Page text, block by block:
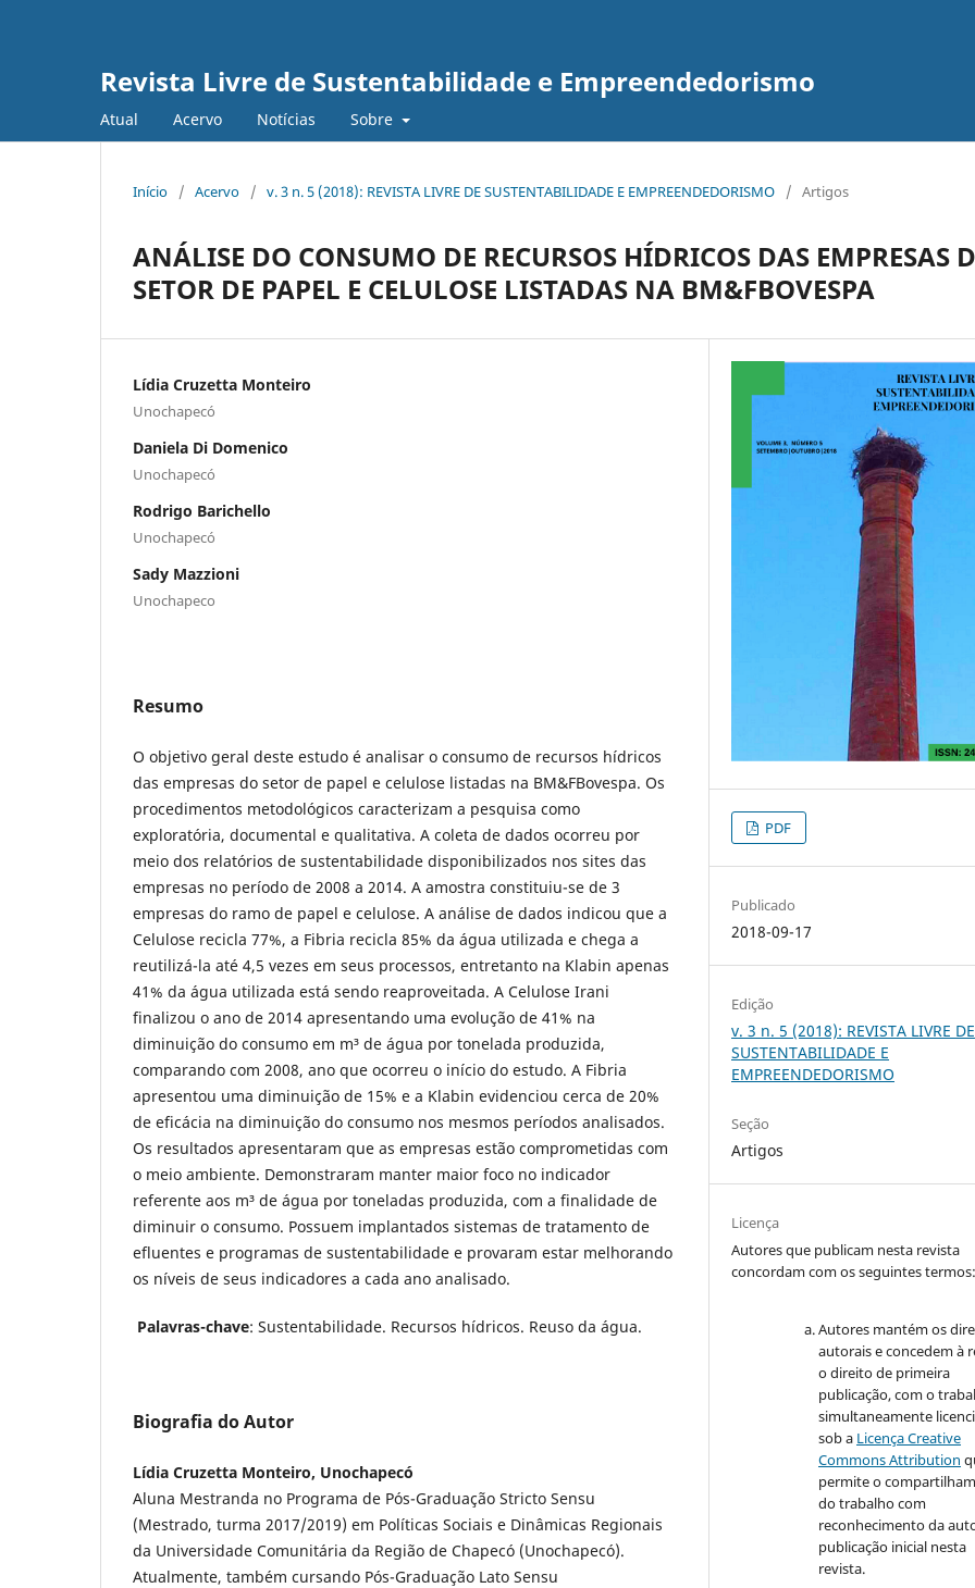
Revista Livre de Sustentabilidade e Empreendedorismo
Atual Acervo Notícias Sobre
Início / Acervo / v. 3 n. 5 (2018): REVISTA LIVRE DE SUSTENTABILIDADE E EMPREENDEDORISMO / Artigos
ANÁLISE DO CONSUMO DE RECURSOS HÍDRICOS DAS EMPRESAS
SETOR DE PAPEL E CELULOSE LISTADAS NA BM&FBOVESPA
Lídia Cruzetta Monteiro
Unochapecó
Daniela Di Domenico
Unochapecó
Rodrigo Barichello
Unochapecó
Sady Mazzioni
Unochapeco
Resumo
O objetivo geral deste estudo é analisar o consumo de recursos hídricos
das empresas do setor de papel e celulose listadas na BM&FBovespa. Os
procedimentos metodológicos caracterizam a pesquisa como
exploratória, documental e qualitativa. A coleta de dados ocorreu por
meio dos relatórios de sustentabilidade disponibilizados nos sites das
empresas no período de 2008 a 2014. A amostra constituiu-se de 3
empresas do ramo de papel e celulose. A análise de dados indicou que a
Celulose recicla 77%, a Fibria recicla 85% da água utilizada e chega a
reutilizá-la até 4,5 vezes em seus processos, entretanto na Klabin apenas
41% da água utilizada está sendo reaproveitada. A Celulose Irani
finalizou o ano de 2014 apresentando uma evolução de 41% na
diminuição do consumo em m³ de água por tonelada produzida,
comparando com 2008, ano que ocorreu o início do estudo. A Fibria
apresentou uma diminuição de 15% e a Klabin evidenciou cerca de 20%
de eficácia na diminuição do consumo nos mesmos períodos analisados.
Os resultados apresentaram que as empresas estão comprometidas com
o meio ambiente. Demonstraram manter maior foco no indicador
referente aos m³ de água por toneladas produzida, com a finalidade de
diminuir o consumo. Possuem implantados sistemas de tratamento de
efluentes e programas de sustentabilidade e provaram estar melhorando
os níveis de seus indicadores a cada ano analisado.
Palavras-chave: Sustentabilidade. Recursos hídricos. Reuso da água.
Biografia do Autor
Lídia Cruzetta Monteiro, Unochapecó
Aluna Mestranda no Programa de Pós-Graduação Stricto Sensu
(Mestrado, turma 2017/2019) em Políticas Sociais e Dinâmicas Regionais
da Universidade Comunitária da Região de Chapecó (Unochapecó).
Atualmente, também cursando Pós-Graduação Lato Sensu
PDF
Publicado
2018-09-17
Edição
v. 3 n. 5 (2018): REVISTA LIVRE DE
SUSTENTABILIDADE E
EMPREENDEDORISMO
Seção
Artigos
Licença
Autores que publicam nesta revista
concordam com os seguintes termos:
Autores mantém os
autorais e concedem à
o direito de primeira
publicação, com o
simultaneamente
sob a Licença Creative
Commons Attribution
permite o
do trabalho com
reconhecimento da
publicação inicial nesta
revista.